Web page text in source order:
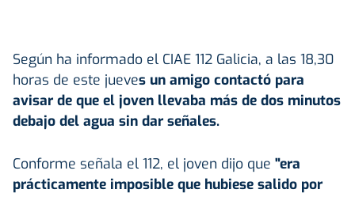
Según ha informado el CIAE 112 Galicia, a las 18,30
horas de este jueves un amigo contactó para
avisar de que el joven llevaba más de dos minutos
debajo del agua sin dar señales.
Conforme señala el 112, el joven dijo que "era
prácticamente imposible que hubiese salido por